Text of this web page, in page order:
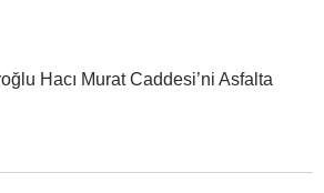
Hacı Murat Caddesi’ni Asfalta